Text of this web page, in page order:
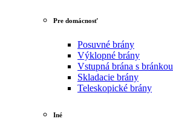
Pre domácnosť
Posuvné brány
Výklopné brány
Vstupná brána s bránkou
Skladacie brány
Teleskopické brány
Iné